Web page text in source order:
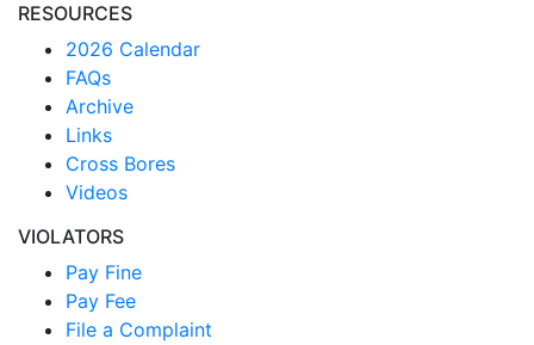
RESOURCES
2026 Calendar
FAQs
Archive
Links
Cross Bores
Videos
VIOLATORS
Pay Fine
Pay Fee
File a Complaint